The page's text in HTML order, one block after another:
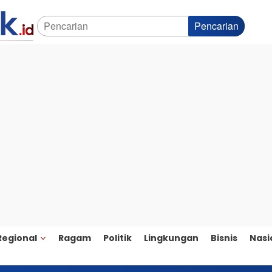
Pencarian
Ragam Politik Lingkungan Bisnis